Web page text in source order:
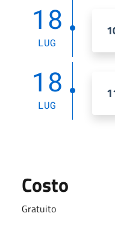
18
LUG
18
LUG
Costo
Gratuito